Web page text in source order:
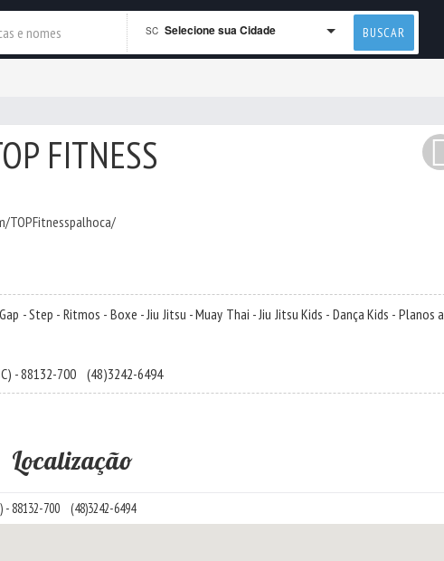
SC Selecione sua Cidade BUSCAR
FITNESS
TOPFitnesspalhoca/
- Step - Ritmos - Boxe - Jiu Jitsu - Muay Thai - Jiu Jitsu Kids - Dança Kids - Planos a
- 88132-700 (48)3242-6494
Localização
- 88132-700 (48)3242-6494